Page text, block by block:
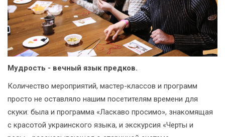
Мудрость - вечный язык предков.
Количество мероприятий, мастер-классов и программ
просто не оставляло нашим посетителям времени для
скуки: была и программа «Ласкаво просимо», знакомящая
с красотой украинского языка, и экскурсия «Черты и